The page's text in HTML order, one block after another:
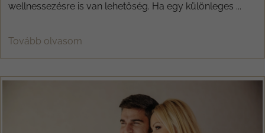
wellnessezésre is van lehetőség. Ha egy különleges ...
Tovább olvasom